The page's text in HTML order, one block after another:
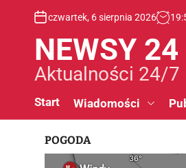
czwartek, 6 sierpnia 2026 19:
NEWSY
Aktualności 24/7
Start Wiadomości
POGODA